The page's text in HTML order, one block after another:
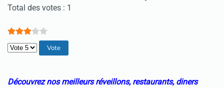
Vote utilisateur:3/
Total des votes : 1
Veuillez voter
Découvrez nos meilleurs réveillons, restaurants, diners